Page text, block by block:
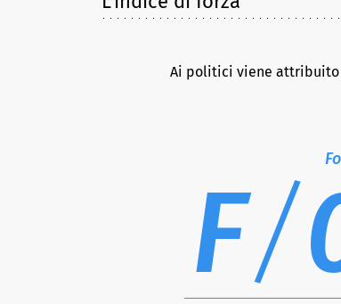
Ai politici viene attribuito
F/